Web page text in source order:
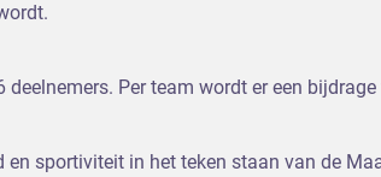
Per team wordt er een
sportiviteit in het teken staan van de